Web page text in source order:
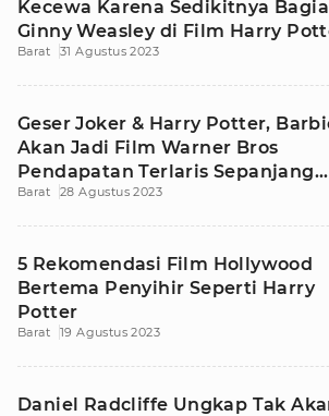
Kecewa Karena Sedikitnya
Ginny Weasley di Film Harry
Barat 31 Agustus 2023
Geser Joker & Harry Potter,
Akan Jadi Film Warner Bros
Pendapatan Terlaris Sepanjang
Masa
Barat 28 Agustus 2023
5 Rekomendasi Film Hollywood
Bertema Penyihir Seperti Harry
Potter
Barat 19 Agustus 2023
Daniel Radcliffe Ungkap Tak